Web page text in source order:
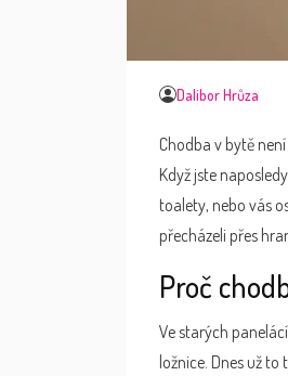
Dalibor Hrůza
Chodba v bytě
Když jste
toalety, nebo vás
přecházeli přes
Proč
Ve starých
ložnice. Dnes už